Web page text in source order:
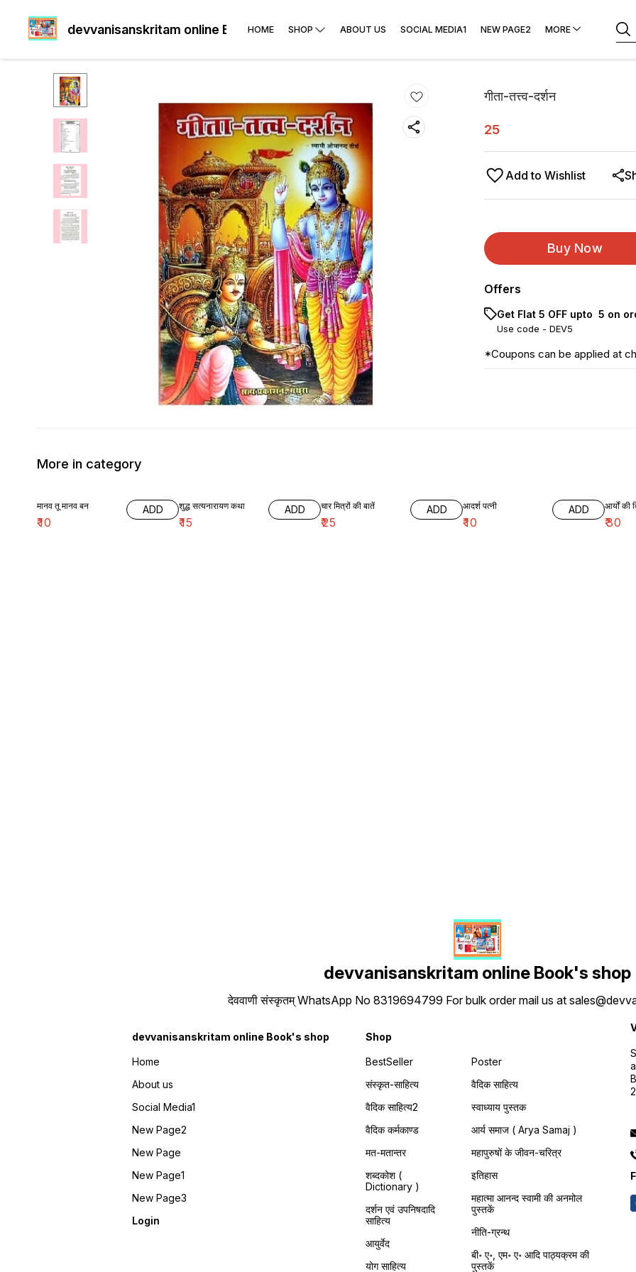
devvanisanskritam online Book's shop
HOME SHOP ABOUT US SOCIAL MEDIA1 NEW PAGE2 MORE
गीता-तत्त्व-दर्शन
25
Add to Wishlist
Buy Now
Offers
Get Flat ₹5 OFF upto ₹ 5 on
Use code - DEV5
*Coupons can be applied at
More in category
मानव तू मानव बन
₹10
ADD शुद्ध सत्यनारायण कथा
₹15
ADD चार मित्रों की बातें
₹25
ADD आदर्श पत्नी
₹10
ADD आर्यों की
₹30
devvanisanskritam online Book's shop
देववाणी संस्कृतम् WhatsApp No 8319694799 For bulk order mail us at
devvanisanskritam online Book's shop
Home
About us
Social Media1
New Page2
New Page
New Page1
New Page3
Login
Shop
BestSeller
संस्कृत-साहित्य
वैदिक साहित्य2
वैदिक कर्मकाण्ड
मत-मतान्तर
शब्दकोश (
Dictionary )
दर्शन एवं उपनिषदादि
साहित्य
आयुर्वेद
योग साहित्य
Poster
वैदिक साहित्य
स्वाध्याय पुस्तक
आर्य समाज ( Arya Samaj )
महापुरुषों के जीवन-चरित्र
इतिहास
महात्मा आनन्द स्वामी की अनमोल
पुस्तकें
नीति-ग्रन्थ
बी॰ ए॰, एम॰ ए॰ आदि पाठ्यक्रम की
पुस्तकें